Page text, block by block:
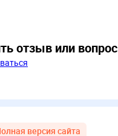
отзыв или вопрос
версия сайта